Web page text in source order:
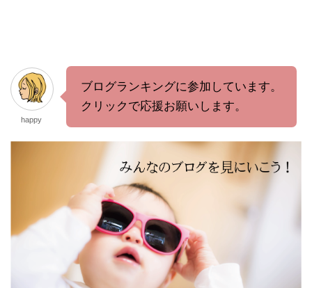
happy
ブログランキングに参加しています。
クリックで応援お願いします。